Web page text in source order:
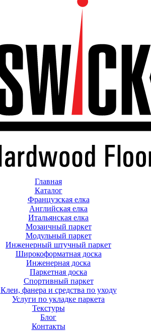
Главная
Каталог
Французская елка
Английская елка
Итальянская елка
Мозаичный паркет
Модульный паркет
Инженерный штучный паркет
Широкоформатная доска
Инженерная доска
Паркетная доска
Спортивный паркет
Клеи, фанера и средства по уходу
Услуги по укладке паркета
Текстуры
Блог
Контакты